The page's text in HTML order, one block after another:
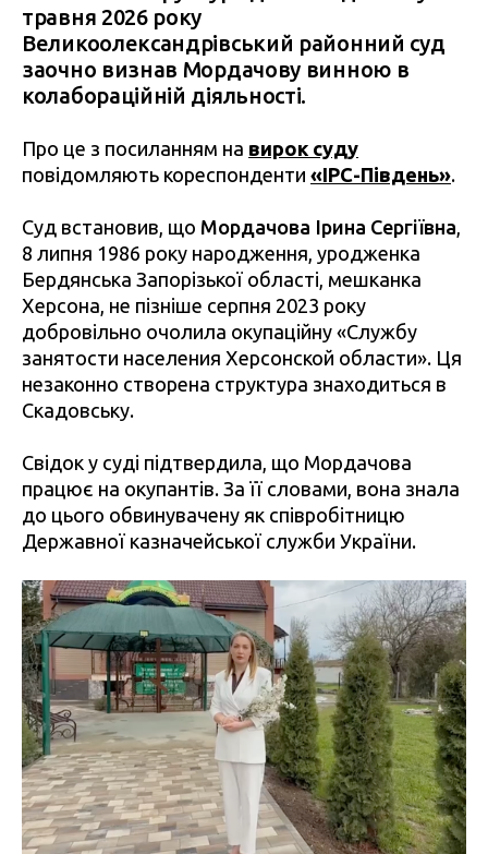
травня 2026 року
Великоолександрівський районний суд
заочно визнав Мордачову винною в
колабораційній діяльності.
Про це з посиланням на вирок суду
повідомляють кореспонденти «ІРС-Південь».
Суд встановив, що Мордачова Ірина Сергіївна,
8 липня 1986 року народження, уродженка
Бердянська Запорізької області, мешканка
Херсона, не пізніше серпня 2023 року
добровільно очолила окупаційну «Службу
занятости населения Херсонской области». Ця
незаконно створена структура знаходиться в
Скадовську.
Свідок у суді підтвердила, що Мордачова
працює на окупантів. За її словами, вона знала
до цього обвинувачену як співробітницю
Державної казначейської служби України.